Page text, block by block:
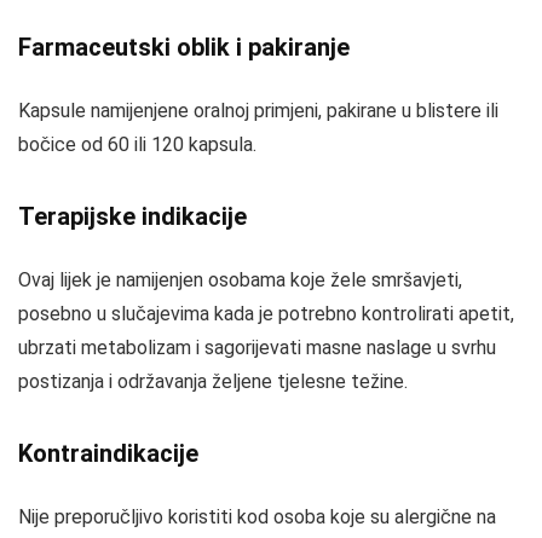
Farmaceutski oblik i pakiranje
Kapsule namijenjene oralnoj primjeni, pakirane u blistere ili
bočice od 60 ili 120 kapsula.
Terapijske indikacije
Ovaj lijek je namijenjen osobama koje žele smršavjeti,
posebno u slučajevima kada je potrebno kontrolirati apetit,
ubrzati metabolizam i sagorijevati masne naslage u svrhu
postizanja i održavanja željene tjelesne težine.
Kontraindikacije
Nije preporučljivo koristiti kod osoba koje su alergične na